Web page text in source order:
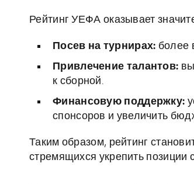
Рейтинг УЕФА оказывает
Посев на турнирах: более
Привлечение талантов:
к сборной.
Финансовую поддержку:
спонсоров и увеличить
Таким образом, рейтинг
стремящихся укрепить